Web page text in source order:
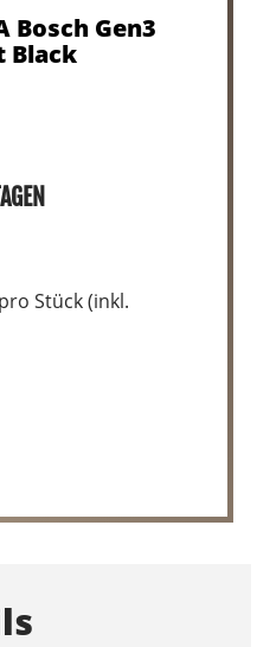
Bosch Gen3
Black
Stück (inkl.